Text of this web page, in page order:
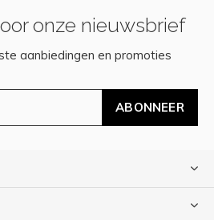
onze nieuwsbrief
aanbiedingen en promoties
ABONNEER